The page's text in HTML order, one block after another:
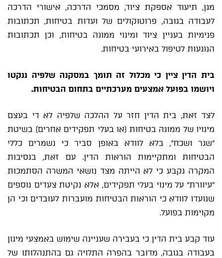
מגן, תיעוד אספקת ציוד, מסמכי הדרכה, אישורי הדרכה
לעבודה בגובה, פרוטוקולים של ועדות בטיחות, תכתובות
פנימיות בעניין ציוד ומינוי ממונה בטיחות, וכן תכתובות
הנוגעות לטיפול באירועי בטיחות.
בית הדין ציין כי מכלול זה תומך במסקנה שלפיה ננקטו
ויושמו בפועל אמצעים מערכתיים בתחום הבטיחות.
לצד זאת, בית הדין חזר על ההלכה שלפיה לא די בעצם
מינויו של ממונה בטיחות (או בעלי תפקידים אחרים) בשיטת
"שגר ושכח", בלא לוודא באופן סביר כי נשמרים כללי
הבטיחות ומתקיימות הוראות הדין. עם זאת, בנסיבות
המקרה נקבע כי לא הייתה מצד נושאי המשרה הסתמכות
"עיוורת" על מינוי בעלי תפקידים, אלא נקיטת צעדים נוספים
שנועדו לוודא כי הוראות הבטיחות מועברות לעובדים וכי הן
מקוימות בפועל.
עוד קבע בית הדין כי בעבירה שעניינה שימוש באמצעי מיגון
בעבודה בגובה, מדובר בהפרה התלויה גם בהתנהלותו של